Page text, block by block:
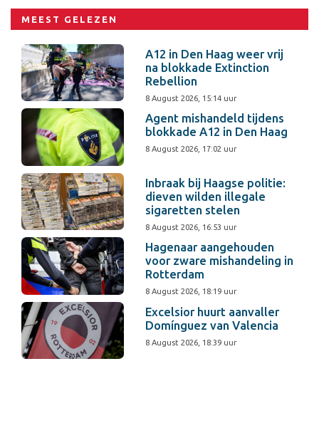
MEEST GELEZEN
A12 in Den Haag weer vrij
na blokkade Extinction
Rebellion
8 August 2026, 15:14 uur
Agent mishandeld tijdens
blokkade A12 in Den Haag
8 August 2026, 17:02 uur
Inbraak bij Haagse politie:
dieven wilden illegale
sigaretten stelen
8 August 2026, 16:53 uur
Hagenaar aangehouden
voor zware mishandeling in
Rotterdam
8 August 2026, 18:19 uur
Excelsior huurt aanvaller
Domínguez van Valencia
8 August 2026, 18:39 uur